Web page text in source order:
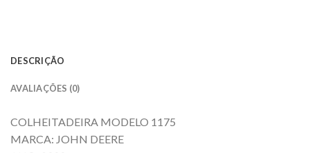
DESCRIÇÃO
AVALIAÇÕES (0)
COLHEITADEIRA MODELO 1175
MARCA: JOHN DEERE